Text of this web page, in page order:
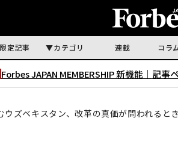
定記事 カテゴリ 連載 コラ
Forbes JAPAN MEMBERSHIP 新機能｜ 記事
ウズベキスタン、改革の真価が問われるとき